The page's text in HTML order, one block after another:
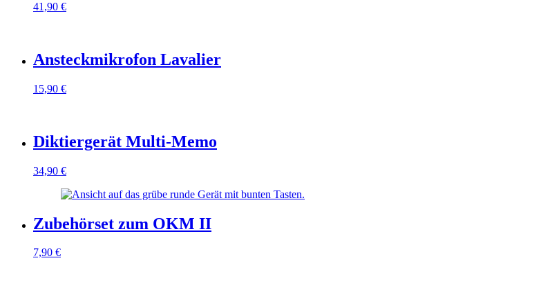
41,90 €
Ansteckmikrofon Lavalier
15,90 €
Diktiergerät Multi-Memo
34,90 €
Zubehörset zum OKM II
7,90 €